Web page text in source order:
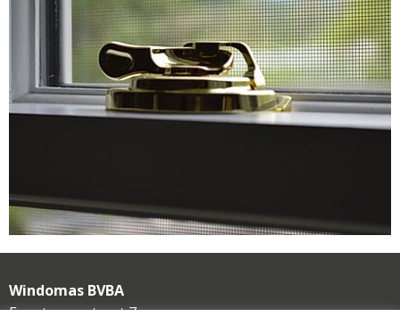
Windomas BVBA
Erwetegemstraat 7